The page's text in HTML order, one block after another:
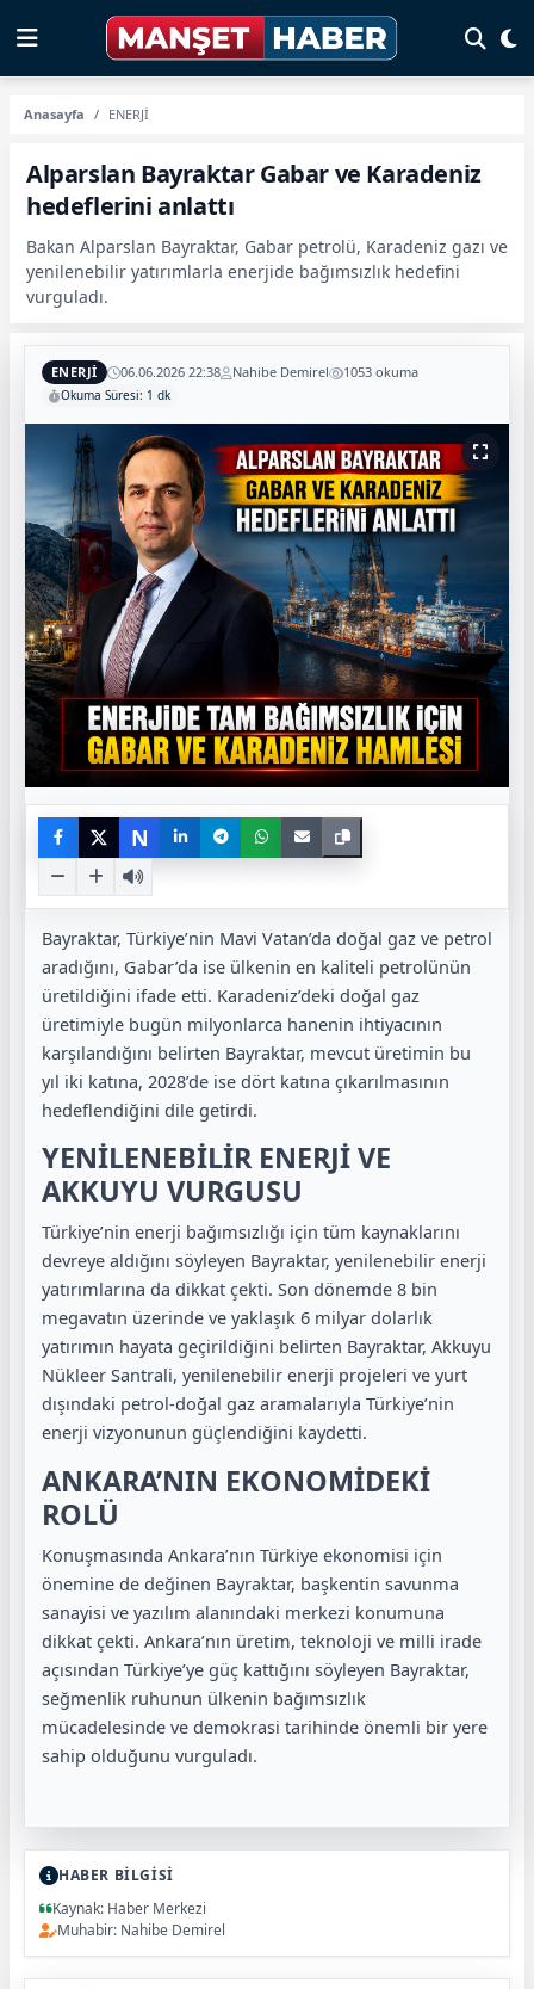
Anasayfa ENERJİ
Alparslan Bayraktar Gabar ve Karadeniz
hedeflerini anlattı
Bakan Alparslan Bayraktar, Gabar petrolü, Karadeniz gazı ve
yenilenebilir yatırımlarla enerjide bağımsızlık hedefini
vurguladı.
ENERJİ 06.06.2026 22:38 Nahibe Demirel 1053 okuma
Okuma Süresi: 1 dk
N
Bayraktar, Türkiye’nin Mavi Vatan’da doğal gaz ve petrol
aradığını, Gabar’da ise ülkenin en kaliteli petrolünün
üretildiğini ifade etti. Karadeniz’deki doğal gaz
üretimiyle bugün milyonlarca hanenin ihtiyacının
karşılandığını belirten Bayraktar, mevcut üretimin bu
yıl iki katına, 2028’de ise dört katına çıkarılmasının
hedeflendiğini dile getirdi.
YENİLENEBİLİR ENERJİ VE
AKKUYU VURGUSU
Türkiye’nin enerji bağımsızlığı için tüm kaynaklarını
devreye aldığını söyleyen Bayraktar, yenilenebilir enerji
yatırımlarına da dikkat çekti. Son dönemde 8 bin
megavatın üzerinde ve yaklaşık 6 milyar dolarlık
yatırımın hayata geçirildiğini belirten Bayraktar, Akkuyu
Nükleer Santrali, yenilenebilir enerji projeleri ve yurt
dışındaki petrol-doğal gaz aramalarıyla Türkiye’nin
enerji vizyonunun güçlendiğini kaydetti.
ANKARA’NIN EKONOMİDEKİ
ROLÜ
Konuşmasında Ankara’nın Türkiye ekonomisi için
önemine de değinen Bayraktar, başkentin savunma
sanayisi ve yazılım alanındaki merkezi konumuna
dikkat çekti. Ankara’nın üretim, teknoloji ve milli irade
açısından Türkiye’ye güç kattığını söyleyen Bayraktar,
seğmenlik ruhunun ülkenin bağımsızlık
mücadelesinde ve demokrasi tarihinde önemli bir yere
sahip olduğunu vurguladı.
HABER BİLGİSİ
Kaynak: Haber Merkezi
Muhabir: Nahibe Demirel